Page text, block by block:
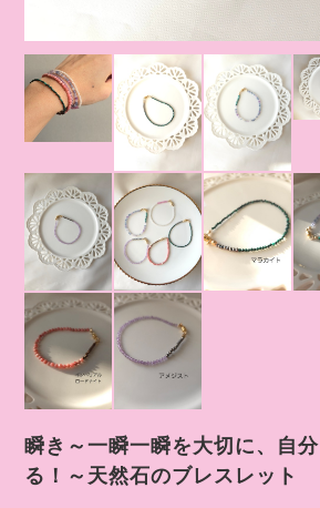
瞬き～一瞬一瞬を大切に、自
る！～天然石のブレスレット